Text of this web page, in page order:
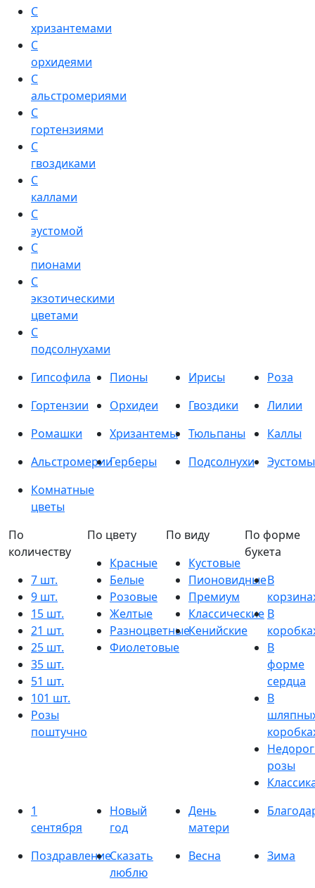
С
хризантемами
С
орхидеями
С
альстромериями
С
гортензиями
С
гвоздиками
С
каллами
С
эустомой
С
пионами
С
экзотическими
цветами
С
подсолнухами
Гипсофила
Пионы Ирисы
Роза
Гортензии
Орхидеи Гвоздики
Лилии
Ромашки
Хризантемы Тюльпаны
Каллы
АльстромерииГерберы Подсолнухи
Эустомы
Комнатные
цветы
По
количеству
7 шт.
9 шт.
15 шт.
21 шт.
25 шт.
35 шт.
51 шт.
101 шт.
Розы
поштучно
По цвету
Красные
Белые
Розовые
Желтые
Разноцветные
Фиолетовые
По виду
Кустовые
Пионовидные
Премиум
Классические
Кенийские
По форме
букета
В
В
В
форме
сердца
В
розы
1
сентября
Новый
год
День
матери
ПоздравлениеСказать
люблю
Весна Зима